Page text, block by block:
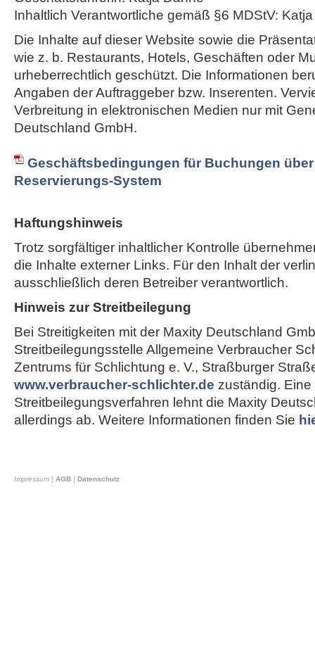
Inhaltlich Verantwortliche gemäß §6 MDStV:
Die Inhalte auf dieser Website sowie die
wie z. b. Restaurants, Hotels, Geschäften oder
urheberrechtlich geschützt. Die Informationen
Angaben der Auftraggeber bzw. Inserenten.
Verbreitung in elektronischen Medien nur mit
Deutschland GmbH.
Geschäftsbedingungen für Buchungen
Reservierungs-System
Haftungshinweis
Trotz sorgfältiger inhaltlicher Kontrolle
die Inhalte externer Links. Für den Inhalt der
ausschließlich deren Betreiber verantwortlich.
Hinweis zur Streitbeilegung
Bei Streitigkeiten mit der Maxity Deutschland
Streitbeilegungsstelle Allgemeine Verbraucher
Zentrums für Schlichtung e. V., Straßburger
www.verbraucher-schlichter.de zuständig.
Streitbeilegungsverfahren lehnt die Maxity
allerdings ab. Weitere Informationen finden Sie
Impressum | AGB | Datenschutz